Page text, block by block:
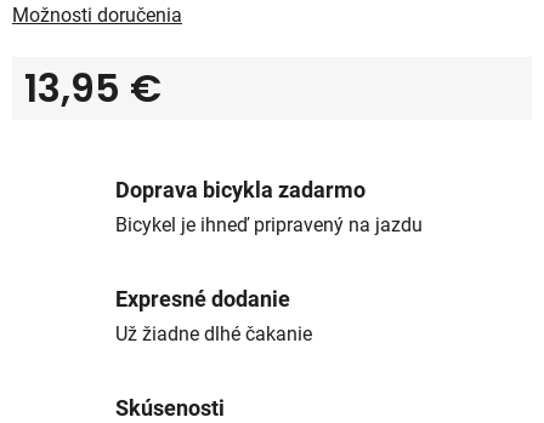
Možnosti doručenia
13,95 €
Doprava bicykla zadarmo
Bicykel je ihneď pripravený na jazdu
Expresné dodanie
Už žiadne dlhé čakanie
Skúsenosti